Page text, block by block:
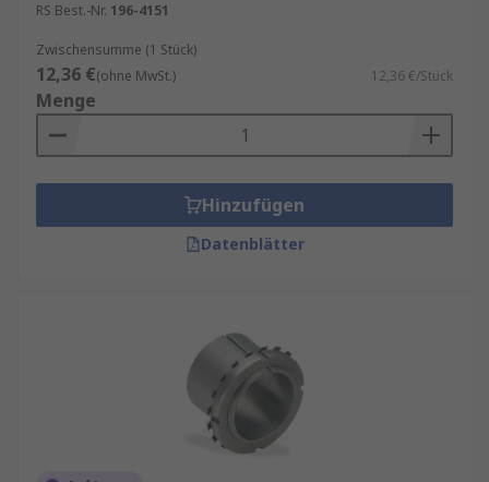
RS Best.-Nr. 196-4151
Zwischensumme (1 Stück)
12,36 €(ohne MwSt.) 12,36 €/Stück
Menge
Hinzufügen
Datenblätter